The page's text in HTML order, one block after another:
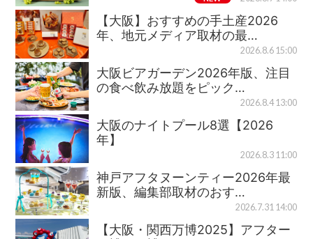
【大阪】おすすめの手土産2026
年、地元メディア取材の最…
2026.8.6 15:00
大阪ビアガーデン2026年版、注目
の食べ飲み放題をピック…
2026.8.4 13:00
大阪のナイトプール8選【2026
年】
2026.8.3 11:00
神戸アフタヌーンティー2026年最
新版、編集部取材のおす…
2026.7.31 14:00
【大阪・関西万博2025】アフター